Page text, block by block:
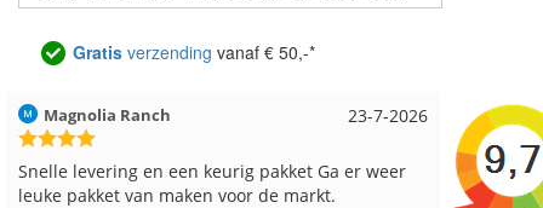
Gratis verzending vanaf € 50,-*
17-7-2026
Hilde uit Loyers
Reeds meerdere keren breigaren en breinaalden
besteld, altijd heel tevreden over de service.
Loes uit
Snelle